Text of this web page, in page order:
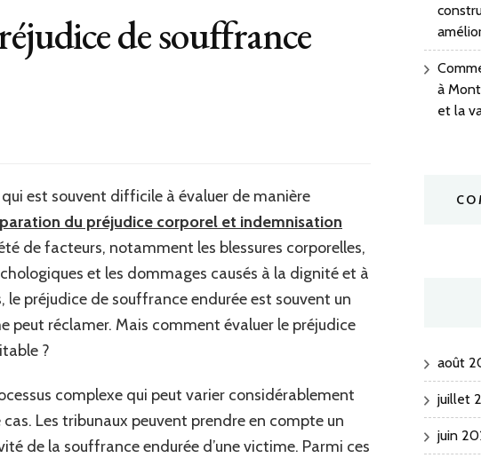
de souffrance
est souvent difficile à évaluer de manière
du préjudice corporel et indemnisation
de facteurs, notamment les blessures corporelles,
et les dommages causés à la dignité et à
le préjudice de souffrance endurée est souvent un
réclamer. Mais comment évaluer le préjudice
?
complexe qui peut varier considérablement
Les tribunaux peuvent prendre en compte un
de la souffrance endurée d’une victime. Parmi ces
à
et la
août
juillet
juin